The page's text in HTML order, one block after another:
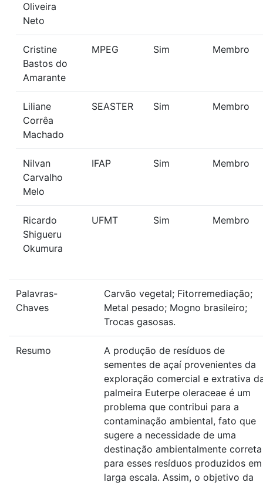
Oliveira
Neto
Cristine
Bastos do
Amarante
MPEG Sim Membro
Liliane
Corrêa
Machado
SEASTER Sim Membro
Nilvan
Carvalho
Melo
IFAP Sim Membro
Ricardo
Shigueru
Okumura
UFMT Sim Membro
Palavras-
Chaves
Carvão vegetal; Fitorremediação;
Metal pesado; Mogno brasileiro;
Trocas gasosas.
Resumo
A produção de resíduos de
sementes de açaí provenientes da
exploração comercial e extrativa
palmeira Euterpe oleraceae é um
problema que contribui para a
contaminação ambiental, fato que
sugere a necessidade de uma
destinação ambientalmente correta
para esses resíduos produzidos em
larga escala. Assim, o objetivo da